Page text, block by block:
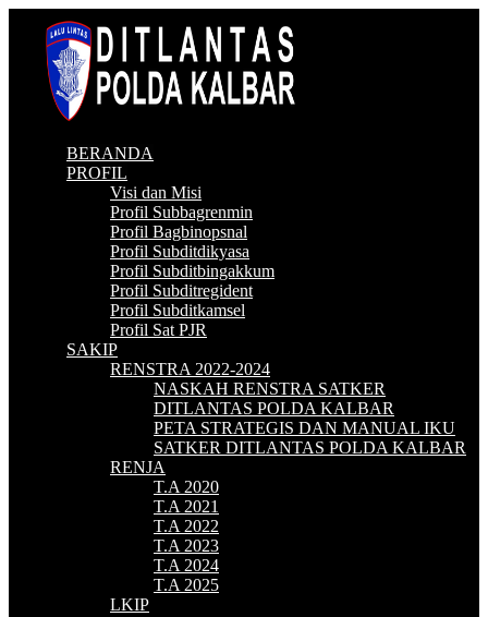
BERANDA
PROFIL
Visi dan Misi
Profil Subbagrenmin
Profil Bagbinopsnal
Profil Subditdikyasa
Profil Subditbingakkum
Profil Subditregident
Profil Subditkamsel
Profil Sat PJR
SAKIP
RENSTRA 2022-2024
NASKAH RENSTRA SATKER
DITLANTAS POLDA KALBAR
PETA STRATEGIS DAN MANUAL IKU
SATKER DITLANTAS POLDA KALBAR
RENJA
T.A 2020
T.A 2021
T.A 2022
T.A 2023
T.A 2024
T.A 2025
LKIP